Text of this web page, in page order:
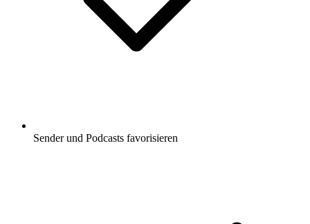
Sender und Podcasts favorisieren